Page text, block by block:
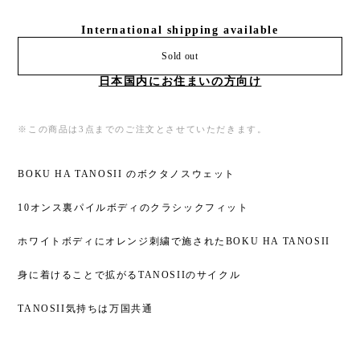
International shipping available
Sold out
日本国内にお住まいの方向け
※この商品は3点までのご注文とさせていただきます。
BOKU HA TANOSII のボクタノスウェット
10オンス裏パイルボディのクラシックフィット
ホワイトボディにオレンジ刺繍で施されたBOKU HA TANOSII
身に着けることで拡がるTANOSIIのサイクル
TANOSII気持ちは万国共通